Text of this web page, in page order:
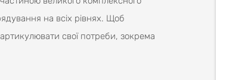
на всіх рівнях. Щоб
свої потреби, зокрема